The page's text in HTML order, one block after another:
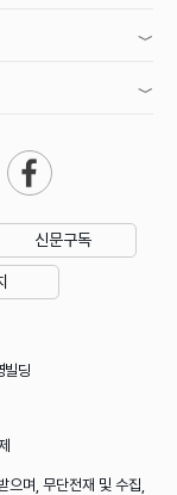
신문구독
빌딩
으며, 무단전재 및 수집,